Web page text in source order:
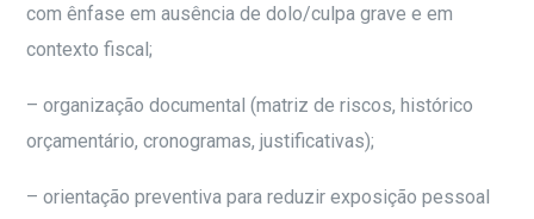
com ênfase em ausência de dolo/culpa grave e em
contexto fiscal;
– organização documental (matriz de riscos, histórico
orçamentário, cronogramas, justificativas);
– orientação preventiva para reduzir exposição pessoal